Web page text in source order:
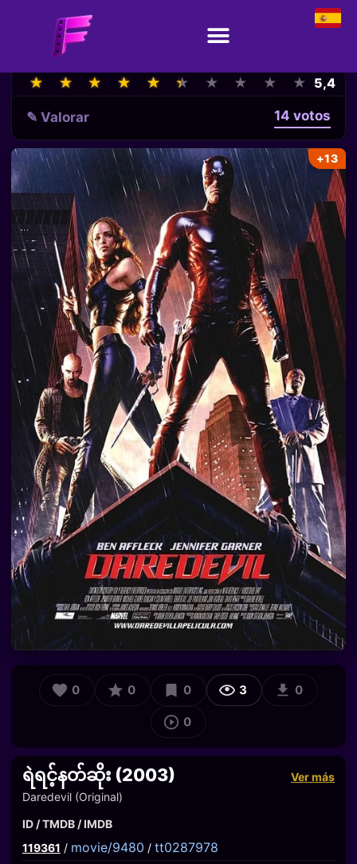
★
★ ★
★ ★
★ ★
★ ★
★ ★
★ ★
★ ★
★ ★
★ ★
★ 5,4
✎ Valorar 14 votos
+13
0 0 0 3 0
0
ရဲရင့်နတ်ဆိုး (2003)
Ver más
Daredevil (Original)
ID / TMDB / IMDB
119361 / movie/9480 / tt0287978